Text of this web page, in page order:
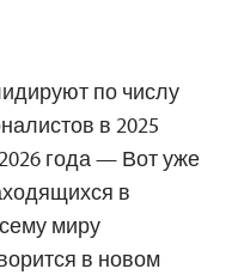
по числу
в 2025
года — Вот уже
в
миру
в новом